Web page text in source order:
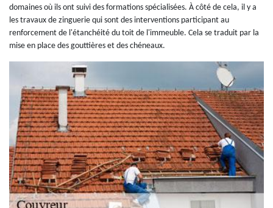
domaines où ils ont suivi des formations spécialisées. À côté de cela, il y a
les travaux de zinguerie qui sont des interventions participant au
renforcement de l'étanchéité du toit de l'immeuble. Cela se traduit par la
mise en place des gouttières et des chéneaux.